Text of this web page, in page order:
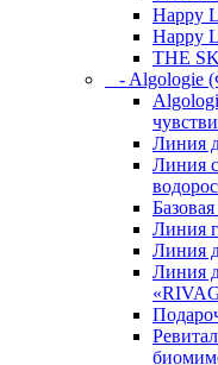
Happy
Happy
THE
- Algologie
Линия
Линия
Линия
Линия
Линия